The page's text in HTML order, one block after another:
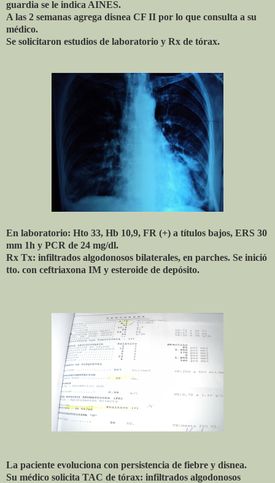
guardia se le indica AINES.
A las 2 semanas agrega disnea CF II por lo que consulta a su
médico.
Se solicitaron estudios de laboratorio y Rx de tórax.
En laboratorio: Hto 33, Hb 10,9, FR (+) a títulos bajos, ERS 30
mm 1h y PCR de 24 mg/dl.
Rx Tx: infiltrados algodonosos bilaterales, en parches. Se inició
tto. con ceftriaxona IM y esteroide de depósito.
La paciente evoluciona con persistencia de fiebre y disnea.
Su médico solicita TAC de tórax: infiltrados algodonosos